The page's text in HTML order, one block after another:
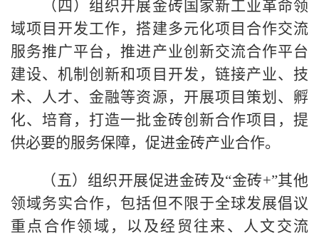
（四）组织开展金砖国家新工业革命领
域项目开发工作，搭建多元化项目合作交流
服务推广平台，推进产业创新交流合作平台
建设、机制创新和项目开发，链接产业、技
术、人才、金融等资源，开展项目策划、孵
化、培育，打造一批金砖创新合作项目，提
供必要的服务保障，促进金砖产业合作。
（五）组织开展促进金砖及“金砖+”其他
领域务实合作，包括但不限于全球发展倡议
重点合作领域，以及经贸往来、人文交流